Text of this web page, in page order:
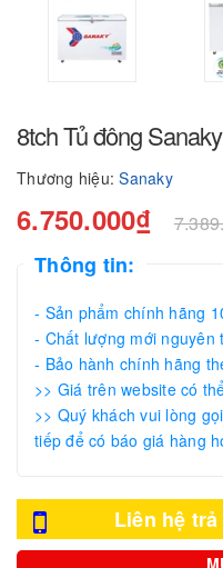
8tch Tủ đông
Thương hiệu: Sanaky
6.750.000₫
Thông tin:
- Sản phẩm chính hãng
- Chất lượng mới nguyên
- Bảo hành chính hãng
>> Giá trên website có
>> Quý khách vui lòng
tiếp để có báo giá hàng
Liên hệ